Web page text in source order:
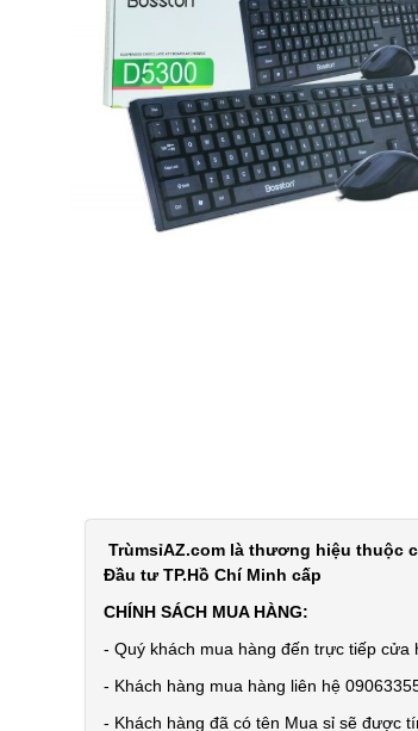
TrùmsỉAZ.com là thương hiệu thuộc
Đầu tư TP.Hồ Chí Minh cấp
CHÍNH SÁCH MUA HÀNG:
- Quý khách mua hàng đến trực tiếp
- Khách hàng mua hàng liên hệ
- Khách hàng đã có tên Mua sỉ sẽ được